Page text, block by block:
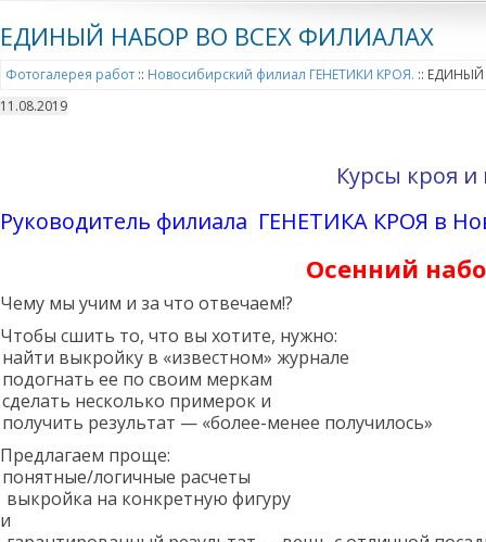
ЕДИНЫЙ НАБОР ВО ВСЕХ ФИЛИАЛАХ
Фотогалерея работ :: Новосибирский филиал ГЕНЕТИКИ КРОЯ. :: ЕДИНЫЙ
11.08.2019
Курсы кроя
Руководитель филиала ГЕНЕТИКА КРОЯ в
Осенний
Чему мы учим и за что отвечаем!?
Чтобы сшить то, что вы хотите, нужно:
найти выкройку в «известном» журнале
подогнать ее по своим меркам
сделать несколько примерок и
получить результат — «более-менее получилось»
Предлагаем проще:
понятные/логичные расчеты
выкройка на конкретную фигуру
и